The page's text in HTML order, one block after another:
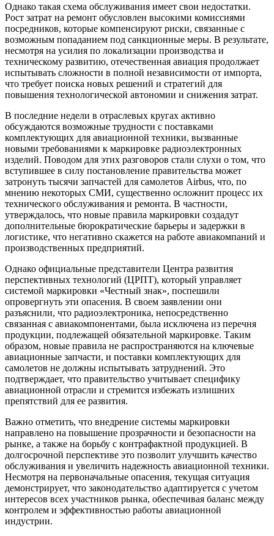
Однако такая схема обслуживания имеет свои недостатки.
Рост затрат на ремонт обусловлен высокими комиссиями
посредников, которые компенсируют риски, связанные с
возможным попаданием под санкционные меры. В результате,
несмотря на усилия по локализации производства и
техническому развитию, отечественная авиация продолжает
испытывать сложности в полной независимости от импорта,
что требует поиска новых решений и стратегий для
повышения технологической автономии и снижения затрат.
В последние недели в отраслевых кругах активно
обсуждаются возможные трудности с поставками
комплектующих для авиационной техники, вызванные
новыми требованиями к маркировке радиоэлектронных
изделий. Поводом для этих разговоров стали слухи о том, что
вступившее в силу постановление правительства может
затронуть тысячи запчастей для самолетов Airbus, что, по
мнению некоторых СМИ, существенно осложнит процесс их
технического обслуживания и ремонта. В частности,
утверждалось, что новые правила маркировки создадут
дополнительные бюрократические барьеры и задержки в
логистике, что негативно скажется на работе авиакомпаний и
производственных предприятий.
Однако официальные представители Центра развития
перспективных технологий (ЦРПТ), который управляет
системой маркировки «Честный знак», поспешили
опровергнуть эти опасения. В своем заявлении они
разъяснили, что радиоэлектроника, непосредственно
связанная с авиакомпонентами, была исключена из перечня
продукции, подлежащей обязательной маркировке. Таким
образом, новые правила не распространяются на ключевые
авиационные запчасти, и поставки комплектующих для
самолетов не должны испытывать затруднений. Это
подтверждает, что правительство учитывает специфику
авиационной отрасли и стремится избежать излишних
препятствий для ее развития.
Важно отметить, что внедрение системы маркировки
направлено на повышение прозрачности и безопасности на
рынке, а также на борьбу с контрафактной продукцией. В
долгосрочной перспективе это позволит улучшить качество
обслуживания и увеличить надежность авиационной техники.
Несмотря на первоначальные опасения, текущая ситуация
демонстрирует, что законодательство адаптируется с учетом
интересов всех участников рынка, обеспечивая баланс между
контролем и эффективностью работы авиационной
индустрии.